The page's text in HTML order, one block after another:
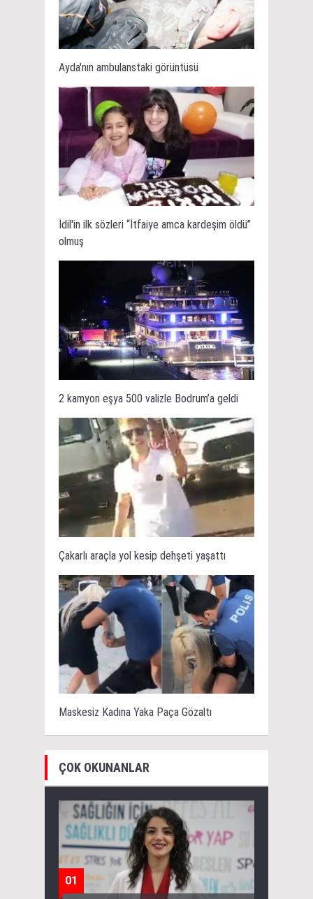
Ayda'nın ambulanstaki görüntüsü
İdil'in ilk sözleri “İtfaiye amca kardeşim öldü”
olmuş
2 kamyon eşya 500 valizle Bodrum’a geldi
Çakarlı araçla yol kesip dehşeti yaşattı
Maskesiz Kadına Yaka Paça Gözaltı
ÇOK OKUNANLAR
01